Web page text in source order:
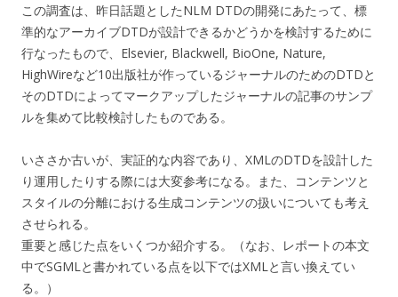
この調査は、昨日話題としたNLM DTDの開発にあたって、標
準的なアーカイブDTDが設計できるかどうかを検討するために
行なったもので、Elsevier, Blackwell, BioOne, Nature,
HighWireなど10出版社が作っているジャーナルのためのDTDと
そのDTDによってマークアップしたジャーナルの記事のサンプ
ルを集めて比較検討したものである。
いささか古いが、実証的な内容であり、XMLのDTDを設計した
り運用したりする際には大変参考になる。また、コンテンツと
スタイルの分離における生成コンテンツの扱いについても考え
させられる。
重要と感じた点をいくつか紹介する。（なお、レポートの本文
中でSGMLと書かれている点を以下ではXMLと言い換えてい
る。）